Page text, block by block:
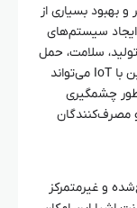
بهبود بسیاری از
ایجاد سیستم‌های
سلامت، حمل
و نقل، و مالی منجر شود. در واقع، ادغام بلاکچین با IoT می‌تواند
طور چشمگیری
مصرف‌کنندگان
و غیرمتمرکز